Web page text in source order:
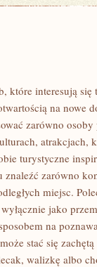
które interesują
na nowe
zarówno
atrakcjach,
turystyczne
zarówno
miejsc.
jako
na
stać się
walizkę albo